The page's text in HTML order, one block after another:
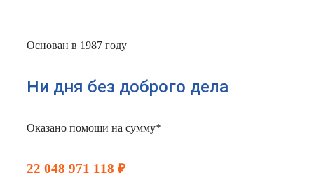
Основан в 1987 году
Ни дня без доброго дела
Оказано помощи на сумму*
22 048 971 118 ₽